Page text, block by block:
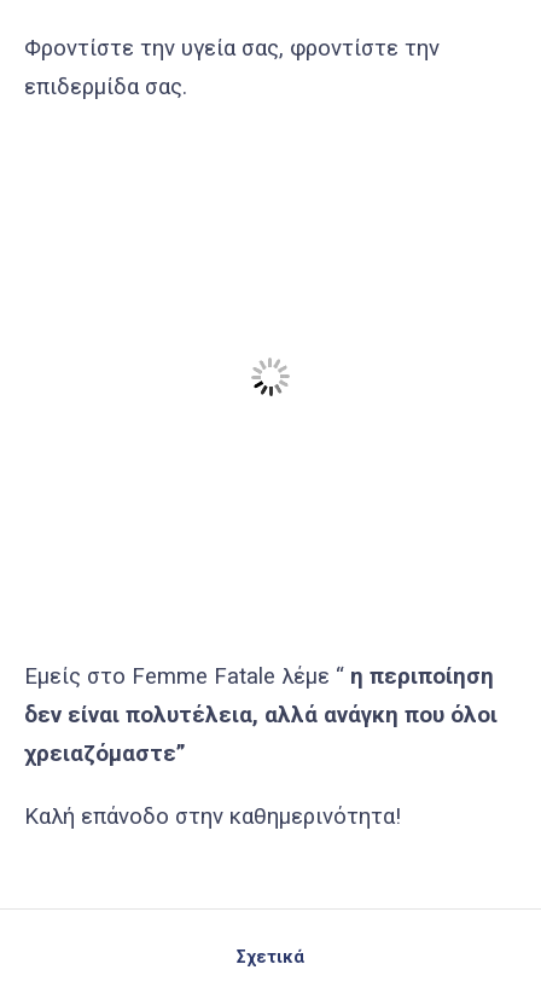
Φροντίστε την υγεία σας, φροντίστε την
επιδερμίδα σας.
Εμείς στο Femme Fatale λέμε “ η περιποίηση
δεν είναι πολυτέλεια, αλλά ανάγκη που όλοι
χρειαζόμαστε”
Καλή επάνοδο στην καθημερινότητα!
Σχετικά